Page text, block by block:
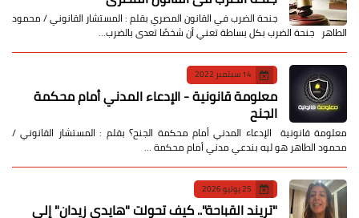
جنحة الضرب في القانون المصري بقلم : المستشار القانوني / محمود
الطاهر جنحة الضرب بكل بساطة تعني أن شخصًا تعدى بالضرب…
14 سبتمبر 2022
معلومة قانونية - الإدعاء المدني أمام محكمة
الجنح
معلومة قانونية الإدعاء المدني أمام محكمة الجنح؟ بقلم : المستشار القانوني /
محمود الطاهر هو ليه بندعي مدني أمام محكمة …
25 يوليو 2026
​"تريند القباحة".. كيف تحولت "هايدي زيدان" إلى